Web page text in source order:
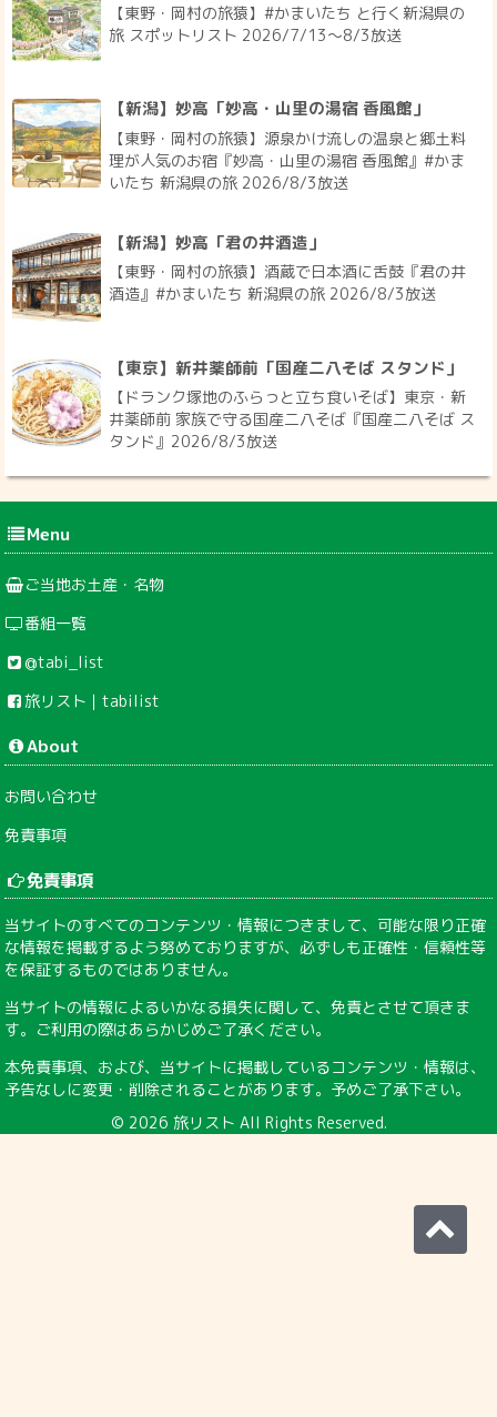
【東野・岡村の旅猿】#かまいたち と行く新潟県の
旅 スポットリスト 2026/7/13〜8/3放送
【新潟】妙高「妙高・山里の湯宿 香風館」
【東野・岡村の旅猿】源泉かけ流しの温泉と郷土料
理が人気のお宿『妙高・山里の湯宿 香風館』#かま
いたち 新潟県の旅 2026/8/3放送
【新潟】妙高「君の井酒造」
【東野・岡村の旅猿】酒蔵で日本酒に舌鼓『君の井
酒造』#かまいたち 新潟県の旅 2026/8/3放送
【東京】新井薬師前「国産二八そば スタンド」
【ドランク塚地のふらっと立ち食いそば】東京・新
井薬師前 家族で守る国産二八そば『国産二八そば ス
タンド』2026/8/3放送
Menu
ご当地お土産・名物
番組一覧
@tabi_list
旅リスト｜tabilist
About
お問い合わせ
免責事項
免責事項
当サイトのすべてのコンテンツ・情報につきまして、可能な限り正確
な情報を掲載するよう努めておりますが、必ずしも正確性・信頼性等
を保証するものではありません。
当サイトの情報によるいかなる損失に関して、免責とさせて頂きま
す。ご利用の際はあらかじめご了承ください。
本免責事項、および、当サイトに掲載しているコンテンツ・情報は、
予告なしに変更・削除されることがあります。予めご了承下さい。
© 2026 旅リスト All Rights Reserved.